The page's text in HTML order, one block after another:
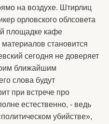
на воздухе. Штирлиц
орловского облсовета
площадке кафе
становится
сегодня не доверяет
ближайшим
слова будут
при встрече про
естественно, - ведь
убийстве»,